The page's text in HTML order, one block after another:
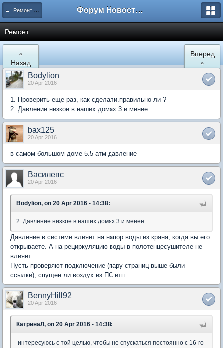
← Ремонт и обустройство Форум Новостройки
Ремонт
«
Назад
Вперед
»
Bodylion
20 Apr 2016
1. Проверить еще раз, как сделали.правильно ли ?
2. Давление низкое в наших домах.3 и менее.
bax125
20 Apr 2016
в самом большом доме 5.5 атм давление
Василевс
20 Apr 2016
Bodylion, on 20 Apr 2016 - 14:38:
2. Давление низкое в наших домах.3 и менее.
Давление в системе влияет на напор воды из крана, когда вы его
открываете. А на рециркуляцию воды в полотенцесушителе не
влияет.
Пусть проверяют подключение (пару страниц выше были
ссылки), спущен ли воздух из ПС итп.
BennyHill92
20 Apr 2016
КатринаЛ, on 20 Apr 2016 - 14:38:
интересуюсь с той целью, чтобы не спускаться постоянно с 16-го